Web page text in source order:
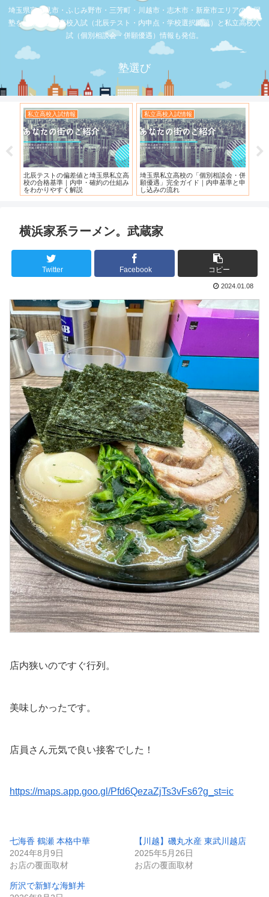
埼玉県富士見市・ふじみ野市・三芳町・川越市・志木市・新座市エリアの学習
塾を比較。公立高校入試（北辰テスト・内申点・学校選択問題）と私立高校入
試（個別相談会・併願優遇）情報も発信。
塾選び
私立高
仕組み
私立高校入試情報
埼玉県私立高校の「個別相談会・併
願優遇」完全ガイド｜内申基準と申
し込みの流れ
お店の覆面取材
【スシロー三芳店】リニューアルさ
れている！！！
横浜家系ラーメン。武蔵家
Twitter Facebook コピー
2024.01.08
店内狭いのですぐ行列。
美味しかったです。
店員さん元気で良い接客でした！
https://maps.app.goo.gl/Pfd6QezaZjTs3vFs6?g_st=ic
七海香 鶴瀬 本格中華
2024年8月9日
お店の覆面取材
【川越】磯丸水産 東武川越店
2025年5月26日
お店の覆面取材
所沢で新鮮な海鮮丼